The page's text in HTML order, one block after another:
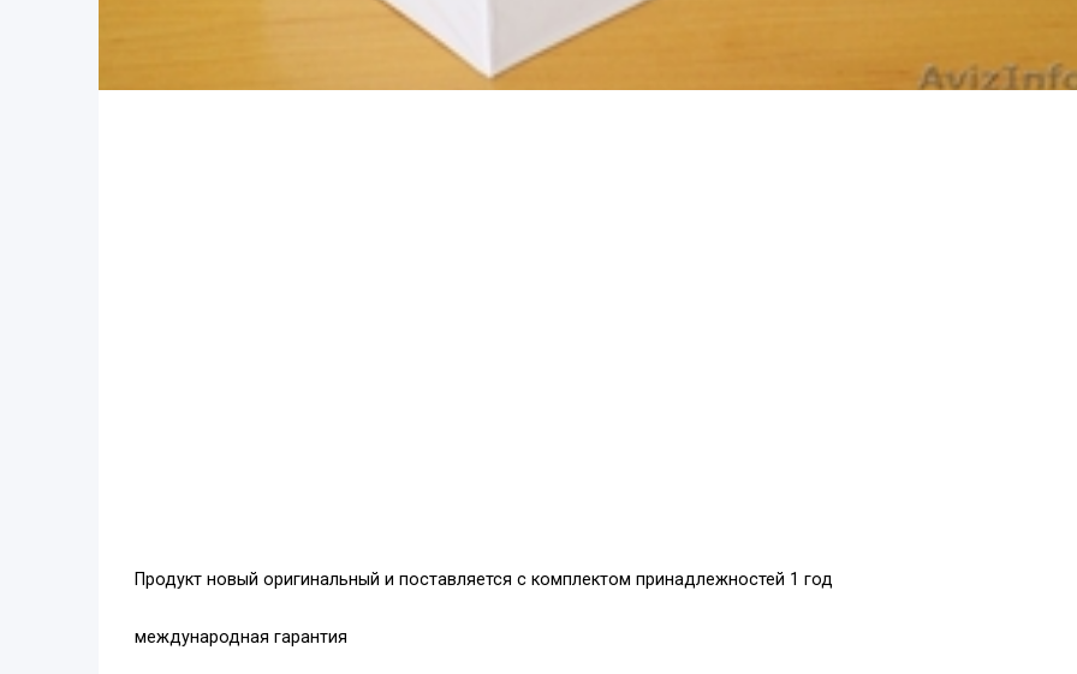
Продукт новый оригинальный и поставляется с комплектом принадлежностей 1 год
международная гарантия